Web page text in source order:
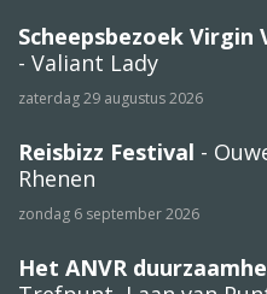
Scheepsbezoek Virgin
- Valiant Lady
zaterdag 29 augustus 2026
Reisbizz Festival -
Rhenen
zondag 6 september 2026
Het ANVR